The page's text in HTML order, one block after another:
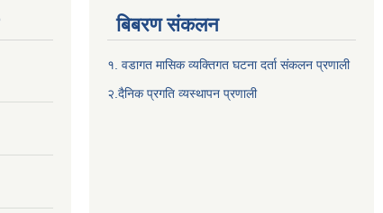
बिबरण संकलन
१. वडागत मासिक व्यक्तिगत घटना दर्ता संकलन प्रणाली
२.दैनिक प्रगति व्यस्थापन प्रणाली